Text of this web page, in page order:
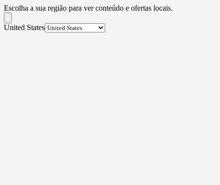
Escolha a sua região para ver conteúdo e ofertas locais.
United States